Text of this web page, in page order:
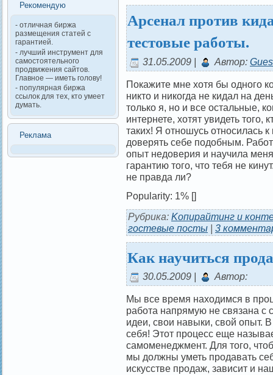
Рекомендую
- отличная биржа
размещения статей с
гарантией.
- лучший инструмент для
самостоятельного
продвижения сайтов.
Главное — иметь голову!
- популярная биржа
ссылок для тех, кто умеет
думать.
Реклама
Арсенал против
тестовые работы.
31.05.2009 | Автор:
Покажите мне хотя бы одного
никто и никогда не кидал на
только я, но и все остальные,
интернете, хотят увидеть того,
таких! Я отношусь относилась
доверять себе подобным.
опыт недоверия и научила
гарантию того, что тебя не
не правда ли?
Popularity: 1% []
Рубрика: Kопирайтинг и
гостевые посты | 3
Как научиться
30.05.2009 | Автор:
Мы все время находимся в
работа напрямую не связана с
идеи, свои навыки, свой опыт.
себя! Этот процесс еще
самоменеджмент. Для того,
мы должны уметь продавать
искусстве продаж, зависит и